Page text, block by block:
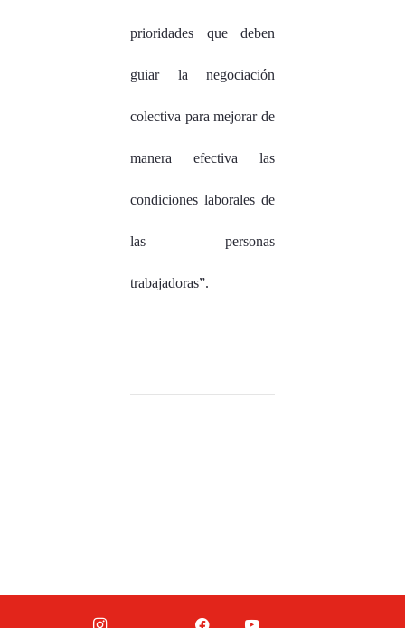
prioridades que deben
guiar la negociación
colectiva para mejorar de
manera efectiva las
condiciones laborales de
las personas
trabajadoras”.